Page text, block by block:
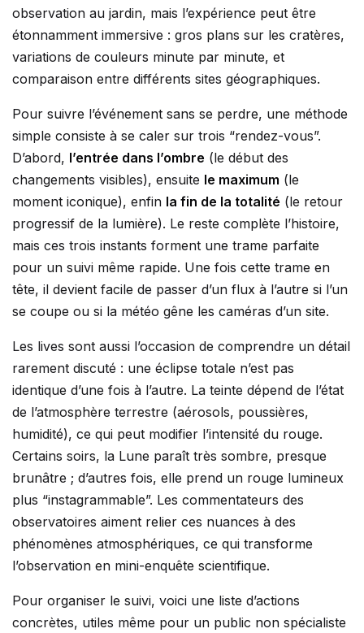
observation au jardin, mais l’expérience peut être
étonnamment immersive : gros plans sur les cratères,
variations de couleurs minute par minute, et
comparaison entre différents sites géographiques.
Pour suivre l’événement sans se perdre, une méthode
simple consiste à se caler sur trois “rendez-vous”.
D’abord, l’entrée dans l’ombre (le début des
changements visibles), ensuite le maximum (le
moment iconique), enfin la fin de la totalité (le retour
progressif de la lumière). Le reste complète l’histoire,
mais ces trois instants forment une trame parfaite
pour un suivi même rapide. Une fois cette trame en
tête, il devient facile de passer d’un flux à l’autre si l’un
se coupe ou si la météo gêne les caméras d’un site.
Les lives sont aussi l’occasion de comprendre un détail
rarement discuté : une éclipse totale n’est pas
identique d’une fois à l’autre. La teinte dépend de l’état
de l’atmosphère terrestre (aérosols, poussières,
humidité), ce qui peut modifier l’intensité du rouge.
Certains soirs, la Lune paraît très sombre, presque
brunâtre ; d’autres fois, elle prend un rouge lumineux
plus “instagrammable”. Les commentateurs des
observatoires aiment relier ces nuances à des
phénomènes atmosphériques, ce qui transforme
l’observation en mini-enquête scientifique.
Pour organiser le suivi, voici une liste d’actions
concrètes, utiles même pour un public non spécialiste